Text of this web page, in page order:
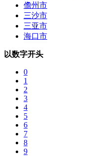
儋州市
三沙市
三亚市
海口市
以数字开头
0
1
2
3
4
5
6
7
8
9